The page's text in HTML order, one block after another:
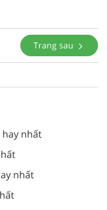
Trang sau
hay nhất
nhất